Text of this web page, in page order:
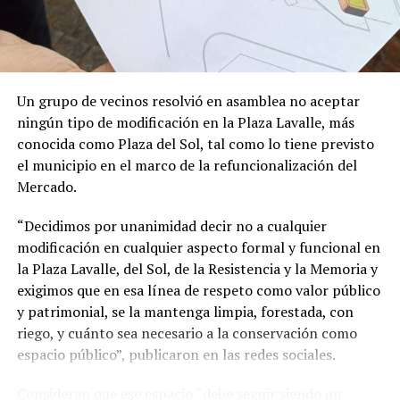
textiles para el hogar y muebles (-5,5%) y Alimentos y
bebidas (-5,4%).
En contraste, el único rubro que logró terreno positivo
fue Ferretería, materiales eléctricos y materiales para la
construcción (+1%).
El índice general de ventas minoristas informado por
CAME también mide las ventas online, las cuales
Un grupo de vecinos resolvió en asamblea no aceptar
ningún tipo de modificación en la Plaza Lavalle, más
conocida como Plaza del Sol, tal como lo tiene previsto
el municipio en el marco de la refuncionalización del
Mercado.
“Decidimos por unanimidad decir no a cualquier
modificación en cualquier aspecto formal y funcional en
la Plaza Lavalle, del Sol, de la Resistencia y la Memoria y
exigimos que en esa línea de respeto como valor público
y patrimonial, se la mantenga limpia, forestada, con
riego, y cuánto sea necesario a la conservación como
espacio público”, publicaron en las redes sociales.